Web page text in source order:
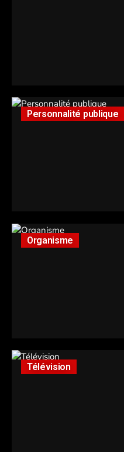
Personnalité publique
Organisme
Télévision